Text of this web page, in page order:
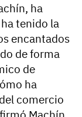
ha
tenido la
encantados
de forma
de
ha
comercio